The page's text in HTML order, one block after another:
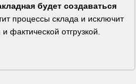
будет создаваться
процессы склада и исключит
фактической отгрузкой.